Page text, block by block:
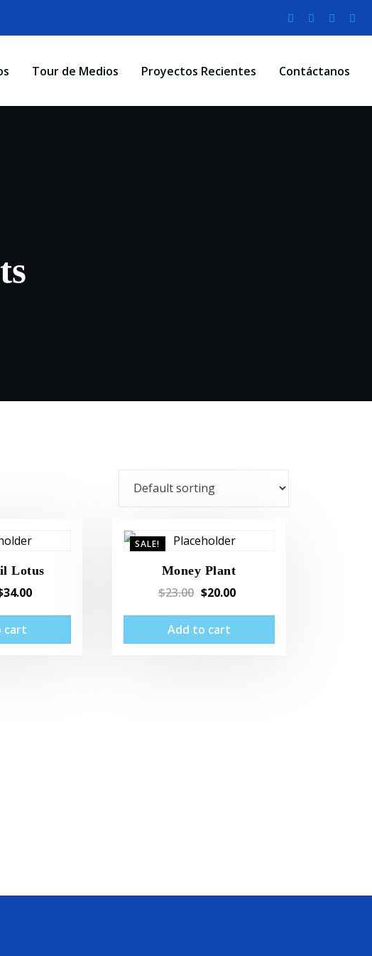
Tour de Medios Proyectos Recientes Contáctanos
Lotus
34.00
cart
SALE!
Money Plant
$23.00 $20.00
Add to cart